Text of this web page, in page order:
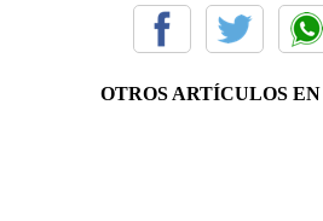
OTROS ARTÍCULOS